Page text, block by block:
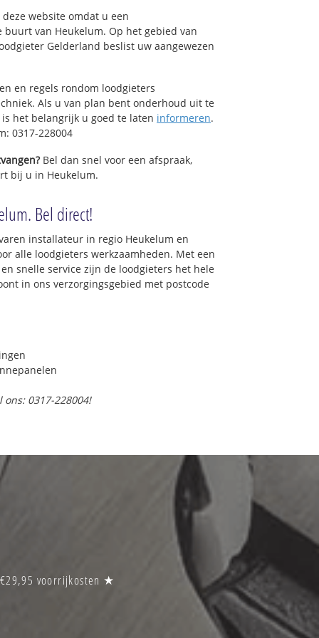
website omdat u een
van Heukelum. Op het gebied van
Gelderland beslist uw aangewezen
en regels rondom loodgieters
Als u van plan bent onderhoud uit te
het belangrijk u goed te laten informeren.
0317-228004
Bel dan snel voor een afspraak,
bij u in Heukelum.
Bel direct!
installateur in regio Heukelum en
alle loodgieters werkzaamheden. Met een
snelle service zijn de loodgieters het hele
in ons verzorgingsgebied met postcode
ons: 0317-228004!
voorrijkosten ★